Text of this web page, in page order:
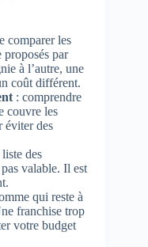
comparer les
par
à l’autre, une
coût différent.
: comprendre
couvre les
éviter des
des
valable. Il est
qui reste à
franchise trop
votre budget